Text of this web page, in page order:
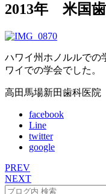
2013年 米国
ハワイ州ホノルルでの
ワイでの学会でした。
高田馬場新田歯科医院
facebook
Line
twitter
google
PREV
NEXT